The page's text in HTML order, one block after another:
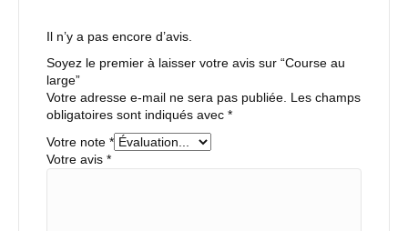
Il n’y a pas encore d’avis.
Soyez le premier à laisser votre avis sur “Course au
large”
Votre adresse e-mail ne sera pas publiée. Les champs
obligatoires sont indiqués avec *
Votre note *
Votre avis *